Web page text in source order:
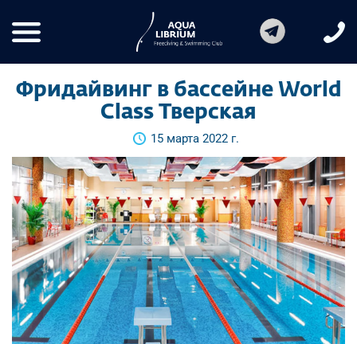
Фридайвинг в бассейне World
Class Тверская
15 марта 2022 г.